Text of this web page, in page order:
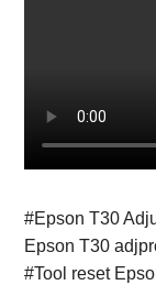
#Epson T30
Epson T30
#Tool reset